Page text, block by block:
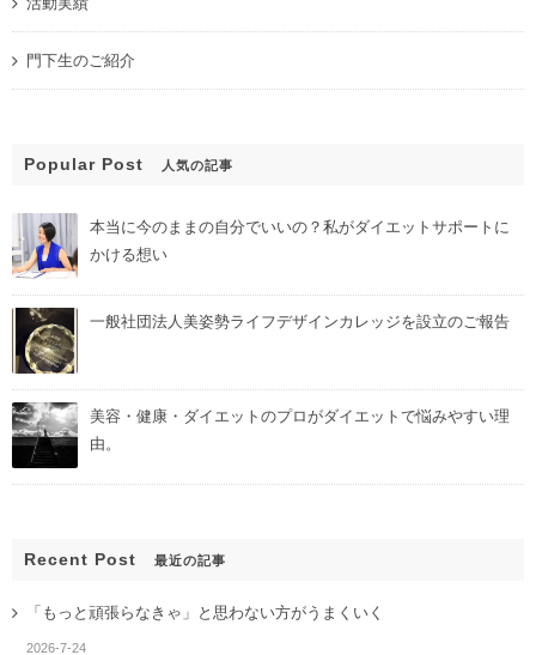
門下生のご紹介
Popular Post 人気の記事
本当に今のままの自分でいいの？私がダイエットサポートに
かける想い
一般社団法人美姿勢ライフデザインカレッジを設立のご報告
美容・健康・ダイエットのプロがダイエットで悩みやすい理
由。
Recent Post 最近の記事
「もっと頑張らなきゃ」と思わない方がうまくいく
2026-7-24